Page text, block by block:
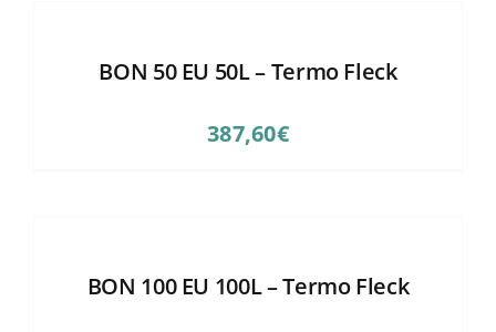
BON 50 EU 50L – Termo Fleck
387,60€
BON 100 EU 100L – Termo Fleck